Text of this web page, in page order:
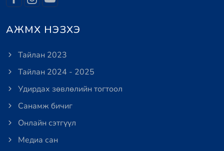
АЖМХ НЭЗХЭ
Тайлан 2023
Тайлан 2024 - 2025
Удирдах зөвлөлийн тогтоол
Санамж бичиг
Онлайн сэтгүүл
Медиа сан